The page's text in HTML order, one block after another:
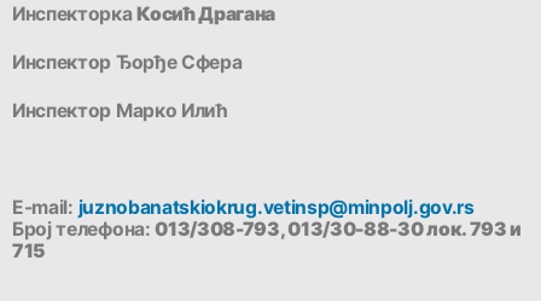
ИнспекторкаКосић Драгана
Инспектор Ђорђе Сфера
Инспектор Марко Илић
E-mail: juznobanatskiokrug.vetinsp@minpolj.gov.rs
Број телефона:013/308-793, 013/30-88-30 лок. 793 и
715